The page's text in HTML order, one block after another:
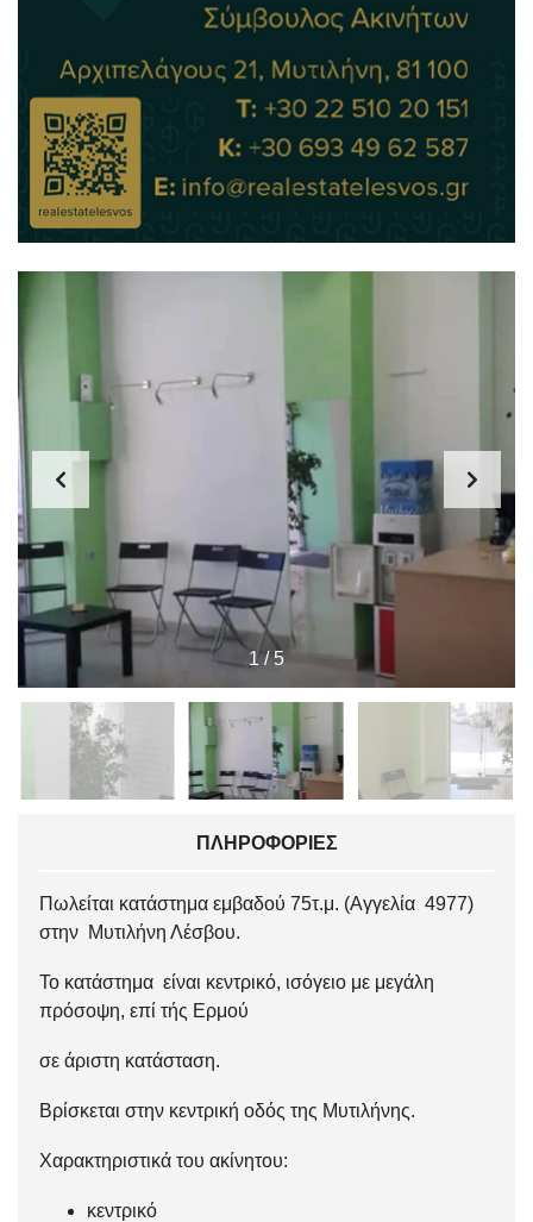
1/5
ΠΛΗΡΟΦΟΡΊΕΣ
Πωλείται κατάστημα εμβαδού 75τ.μ. (Αγγελία 4977)
στην Μυτιλήνη Λέσβου.
Το κατάστημα είναι κεντρικό, ισόγειο με μεγάλη
πρόσοψη, επί τής Ερμού
σε άριστη κατάσταση.
Βρίσκεται στην κεντρική οδός της Μυτιλήνης.
Χαρακτηριστικά του ακίνητου:
κεντρικό